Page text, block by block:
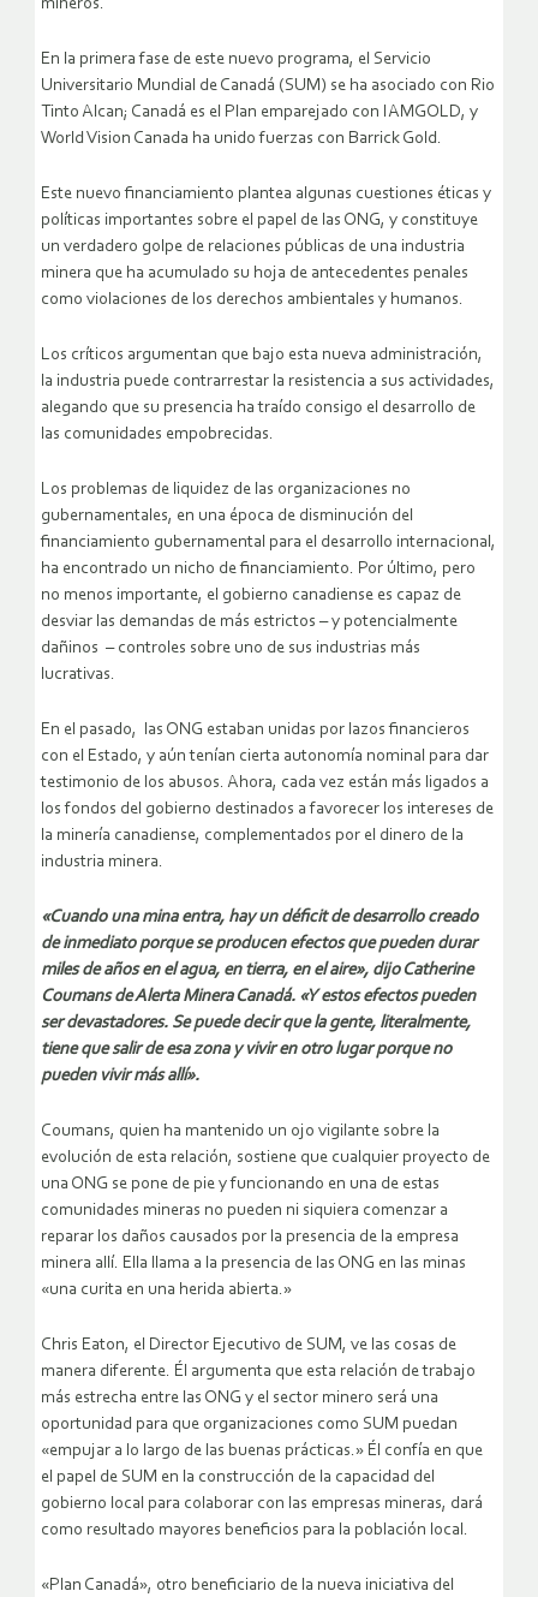
mineros.
En la primera fase de este nuevo programa, el Servicio
Universitario Mundial de Canadá (SUM) se ha asociado con Rio
Tinto Alcan; Canadá es el Plan emparejado con IAMGOLD, y
World Vision Canada ha unido fuerzas con Barrick Gold.
Este nuevo financiamiento plantea algunas cuestiones éticas y
políticas importantes sobre el papel de las ONG, y constituye
un verdadero golpe de relaciones públicas de una industria
minera que ha acumulado su hoja de antecedentes penales
como violaciones de los derechos ambientales y humanos.
Los críticos argumentan que bajo esta nueva administración,
la industria puede contrarrestar la resistencia a sus actividades,
alegando que su presencia ha traído consigo el desarrollo de
las comunidades empobrecidas.
Los problemas de liquidez de las organizaciones no
gubernamentales, en una época de disminución del
financiamiento gubernamental para el desarrollo internacional,
ha encontrado un nicho de financiamiento. Por último, pero
no menos importante, el gobierno canadiense es capaz de
desviar las demandas de más estrictos – y potencialmente
dañinos – controles sobre uno de sus industrias más
lucrativas.
En el pasado, las ONG estaban unidas por lazos financieros
con el Estado, y aún tenían cierta autonomía nominal para dar
testimonio de los abusos. Ahora, cada vez están más ligados a
los fondos del gobierno destinados a favorecer los intereses de
la minería canadiense, complementados por el dinero de la
industria minera.
«Cuando una mina entra, hay un déficit de desarrollo creado
de inmediato porque se producen efectos que pueden durar
miles de años en el agua, en tierra, en el aire», dijo Catherine
Coumans de Alerta Minera Canadá. «Y estos efectos pueden
ser devastadores. Se puede decir que la gente, literalmente,
tiene que salir de esa zona y vivir en otro lugar porque no
pueden vivir más allí».
Coumans, quien ha mantenido un ojo vigilante sobre la
evolución de esta relación, sostiene que cualquier proyecto de
una ONG se pone de pie y funcionando en una de estas
comunidades mineras no pueden ni siquiera comenzar a
reparar los daños causados por la presencia de la empresa
minera allí. Ella llama a la presencia de las ONG en las minas
«una curita en una herida abierta.»
Chris Eaton, el Director Ejecutivo de SUM, ve las cosas de
manera diferente. Él argumenta que esta relación de trabajo
más estrecha entre las ONG y el sector minero será una
oportunidad para que organizaciones como SUM puedan
«empujar a lo largo de las buenas prácticas.» Él confía en que
el papel de SUM en la construcción de la capacidad del
gobierno local para colaborar con las empresas mineras, dará
como resultado mayores beneficios para la población local.
«Plan Canadá», otro beneficiario de la nueva iniciativa del